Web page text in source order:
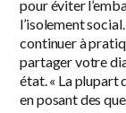
pour éviter
l’isolement
continuer à
partager votre
état. « La plupart
en posant des